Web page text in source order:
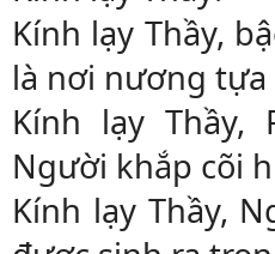
Kính lạy Thầy,
là nơi nương
Kính lạy
Người khắp cõi
Kính lạy Thầy,